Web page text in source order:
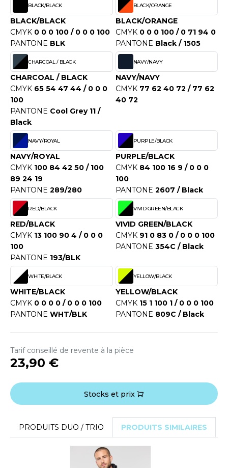
VETEMENTS
SHIRT
SHIRT
PROFESSIONNELLE
- BLOUSON
- BLANKS
COOL
HOODS
T'S
SERIE
GEN
MORNING STUDIOS
SEGURIDAD
BLACK/BLACK
BLACK/BLACK
CMYK 0 0 0 100 / 0 0 0 100
PANTONE BLK
BLACK/ORANGE
BLACK/ORANGE
CMYK 0 0 0 100 / 0 71 94 0
PANTONE Black / 1505
CHARCOAL / BLACK
CHARCOAL / BLACK
CMYK 65 54 47 44 / 0 0 0
100
PANTONE Cool Grey 11 /
Black
NAVY/NAVY
NAVY/NAVY
CMYK 77 62 40 72 / 77 62
40 72
NAVY/ROYAL
NAVY/ROYAL
CMYK 100 84 42 50 / 100
89 24 19
PANTONE 289/280
PURPLE/BLACK
PURPLE/BLACK
CMYK 84 100 16 9 / 0 0 0
100
PANTONE 2607 / Black
RED/BLACK
RED/BLACK
CMYK 13 100 90 4 / 0 0 0
100
PANTONE 193/BLK
VIVID GREEN/BLACK
VIVID GREEN/BLACK
CMYK 91 0 83 0 / 0 0 0 100
PANTONE 354C / Black
WHITE/BLACK
WHITE/BLACK
CMYK 0 0 0 0 / 0 0 0 100
PANTONE WHT/BLK
YELLOW/BLACK
YELLOW/BLACK
CMYK 15 1 100 1 / 0 0 0 100
PANTONE 809C / Black
Tarif conseillé de revente à la pièce
23,90 €
Stocks et prix
PRODUITS DUO / TRIO PRODUITS SIMILAIRES